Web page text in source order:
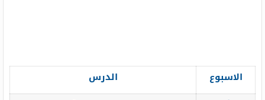
الاسبوع
الدرس